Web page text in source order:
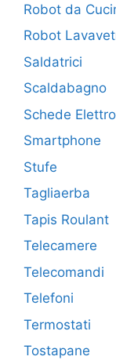
Robot da
Robot
Saldatrici
Scaldabagno
Schede
Smartphone
Stufe
Tagliaerba
Tapis Roulant
Telecamere
Telecomandi
Telefoni
Termostati
Tostapane